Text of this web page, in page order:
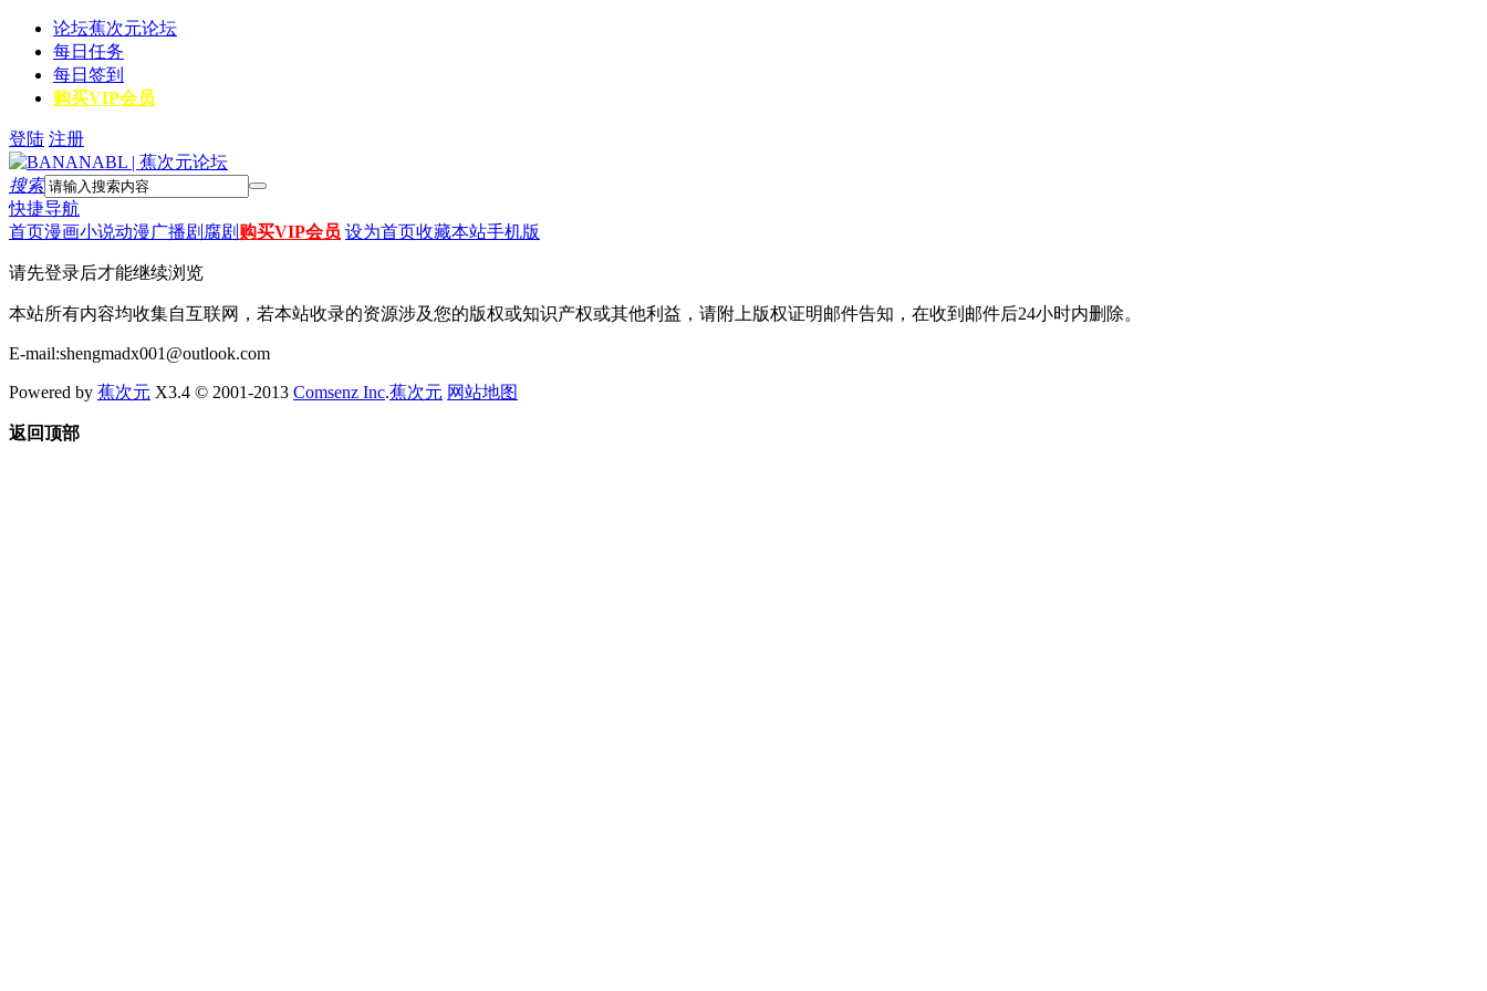
论坛蕉次元论坛
每日任务
每日签到
购买VIP会员
登陆 注册
搜索
快捷导航
首页漫画小说动漫广播剧 腐剧 购买VIP会员 设为首页收藏本站手机版
请先登录后才能继续浏览
本站所有内容均收集自互联网，若本站收录的资源涉及您的版权或知识产权或其他利益，请附上版权证明邮件告知，在收到邮件后24小时内删除。
E-mail:shengmadx001@outlook.com
Powered by 蕉次元 X3.4 © 2001-2013 Comsenz Inc.蕉次元 网站地图
返回顶部